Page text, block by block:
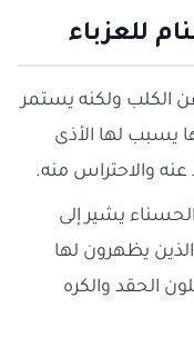
للعزباء
الكلب ولكنه يستمر
يسبب لها الأذى
عنه والاحتراس منه.
يشير إلى
يظهرون لها
الحقد والكره